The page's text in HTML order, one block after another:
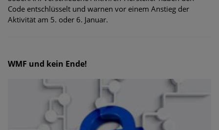
Code entschlüsselt und warnen vor einem Anstieg der
Aktivität am 5. oder 6. Januar.
WMF und kein Ende!